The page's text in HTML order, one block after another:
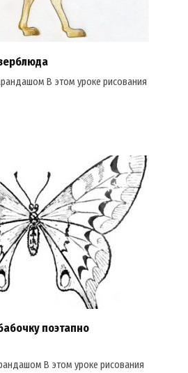
В этом уроке рисования
поэтапно
В этом уроке рисования